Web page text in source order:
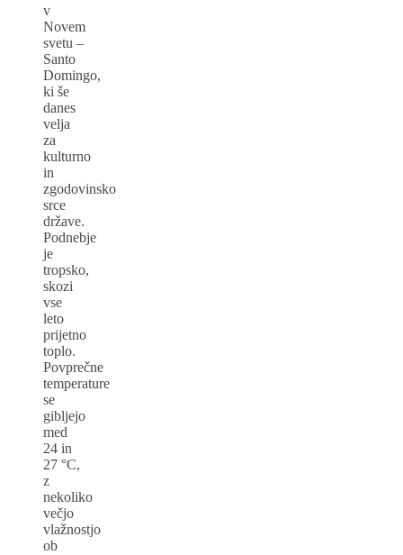
v
Novem
svetu –
Santo
Domingo,
ki še
danes
velja
za
kulturno
in
zgodovinsko
srce
države.
Podnebje
je
tropsko,
skozi
vse
leto
prijetno
toplo.
Povprečne
temperature
se
gibljejo
med
24 in
27 °C,
z
nekoliko
večjo
vlažnostjo
ob